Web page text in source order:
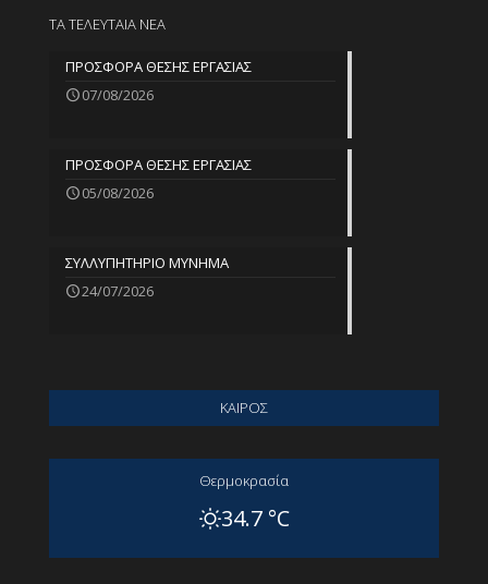
ΤΑ ΤΕΛΕΥΤΑΙΑ ΝΕΑ
ΠΡΟΣΦΟΡΑ ΘΕΣΗΣ ΕΡΓΑΣΙΑΣ
07/08/2026
ΠΡΟΣΦΟΡΑ ΘΕΣΗΣ ΕΡΓΑΣΙΑΣ
05/08/2026
ΣΥΛΛΥΠΗΤΗΡΙΟ ΜΥΝΗΜΑ
24/07/2026
ΚΑΙΡΟΣ
Θερμοκρασία
34.7 °C